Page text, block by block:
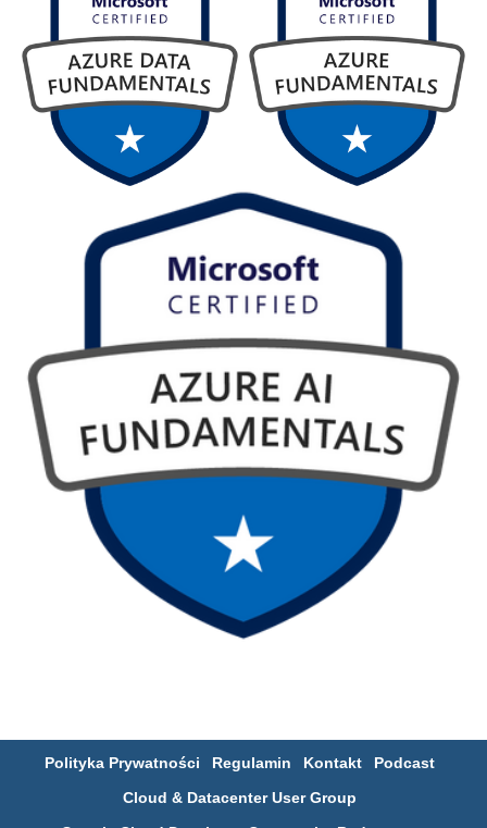
Polityka Prywatności Regulamin Kontakt
Podcast
Cloud & Datacenter User Group